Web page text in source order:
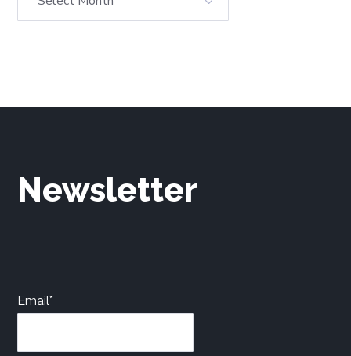
Newsletter
Email*